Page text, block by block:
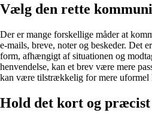
Vælg den rette
Der er mange forskellige måder at
e-mails, breve, noter og beskeder. Det
form, afhængigt af situationen og
henvendelse, kan et brev være mere
kan være tilstrækkelig for mere uformel
Hold det kort og præcist